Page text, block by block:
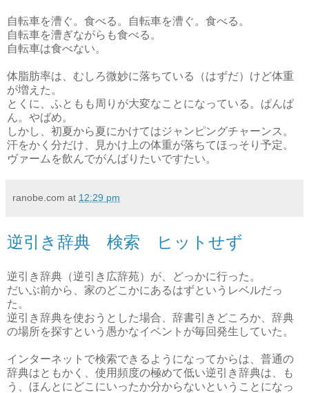
自転車を漕ぐ。食べる。自転車を漕ぐ。食べる。
自転車を漕ぎながらも食べる。
自転車は食べない。
体脂肪率は、むしろ微妙に落ちている（はずだ）けど体重
が増えた。
とくに、ふともも周りが大変なことになっている。ぱんぱ
ん。やばめ。
しかし、初夏から夏にかけてはジャンピングチャーンス。
汗をかく分だけ、見かけ上の体重が落ちてほっそり予定。
ヴァームを飲んでがんばりたいですたい。
ranobe.com at 12:29 pm
逆引き辞典 検索 ヒットせず
逆引き辞典（逆引き広辞苑）が、どっかに行った。
だいぶ前から、家のどこかにあるはずというレベルだっ
た。
逆引き辞典を使おうとした場合、辞書引きどころか、辞典
の場所を探すという愚かなイベントが毎回発生していた。
インターネットで検索できるようになってからは、普通の
辞典はともかく、使用頻度の極めて低い逆引き辞典は、も
う、ほんとにどこにいったか分からないということになっ